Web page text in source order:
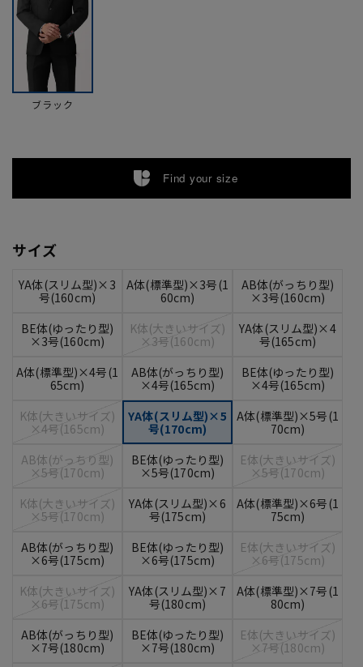
ブラック
Find your size
サイズ
YA体(スリム型)×3
号(160cm)
A体(標準型)×3号(1
60cm)
AB体(がっちり型)
×3号(160cm)
BE体(ゆったり型)
×3号(160cm)
K体(大きいサイズ)
×3号(160cm)
YA体(スリム型)×4
号(165cm)
A体(標準型)×4号(1
65cm)
AB体(がっちり型)
×4号(165cm)
BE体(ゆったり型)
×4号(165cm)
K体(大きいサイズ)
×4号(165cm)
YA体(スリム型)×5
号(170cm)
A体(標準型)×5号(1
70cm)
AB体(がっちり型)
×5号(170cm)
BE体(ゆったり型)
×5号(170cm)
E体(大きいサイズ)
×5号(170cm)
K体(大きいサイズ)
×5号(170cm)
YA体(スリム型)×6
号(175cm)
A体(標準型)×6号(1
75cm)
AB体(がっちり型)
×6号(175cm)
BE体(ゆったり型)
×6号(175cm)
E体(大きいサイズ)
×6号(175cm)
K体(大きいサイズ)
×6号(175cm)
YA体(スリム型)×7
号(180cm)
A体(標準型)×7号(1
80cm)
AB体(がっちり型)
×7号(180cm)
BE体(ゆったり型)
×7号(180cm)
E体(大きいサイズ)
×7号(180cm)